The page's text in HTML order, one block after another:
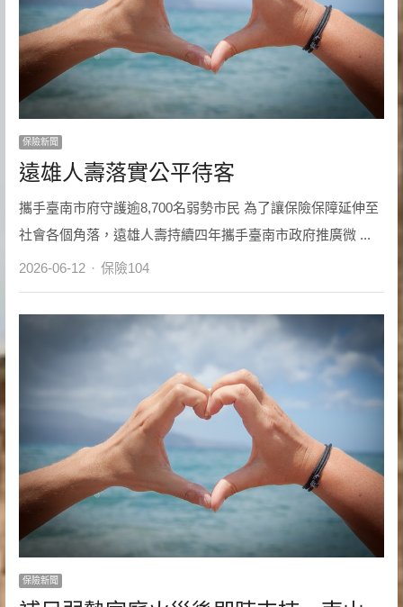
保險新聞
遠雄人壽落實公平待客
攜手臺南市府守護逾8,700名弱勢市民 為了讓保險保障延伸至
社會各個角落，遠雄人壽持續四年攜手臺南市政府推廣微 ...
2026-06-12 Author
保險104
保險新聞